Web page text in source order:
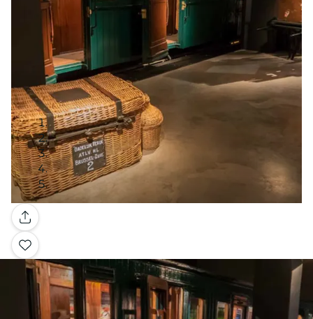
Galería